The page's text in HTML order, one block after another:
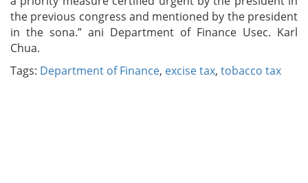
the previous congress and mentioned by the president
in the sona.” ani Department of Finance Usec. Karl
Chua.
Tags: Department of Finance, excise tax, tobacco tax